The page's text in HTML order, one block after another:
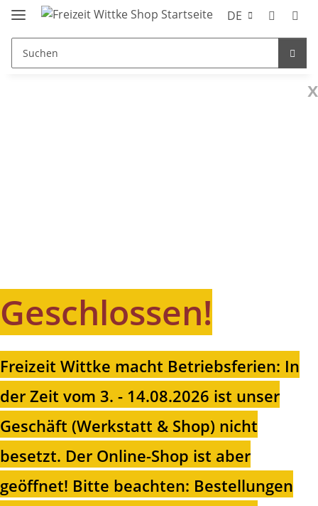
DE
x
Geschlossen!
Freizeit Wittke macht Betriebsferien: In
der Zeit vom 3. - 14.08.2026 ist unser
Geschäft (Werkstatt & Shop) nicht
besetzt. Der Online-Shop ist aber
geöffnet! Bitte beachten: Bestellungen